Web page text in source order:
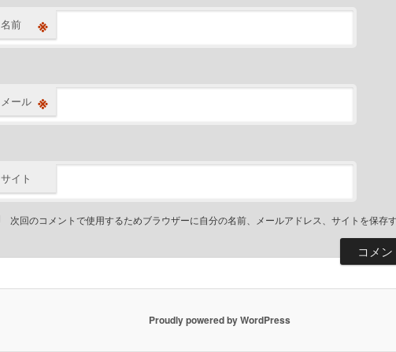
名前 ※
メール ※
サイト
次回のコメントで使用するためブラウザーに自分の名前、メールアドレス、サイトを保存
Proudly powered by WordPress